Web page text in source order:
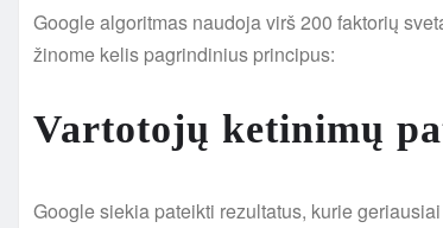
Google algoritmas naudoja virš 200 faktorių
žinome kelis pagrindinius principus:
Vartotojų ketinimų
Google siekia pateikti rezultatus, kurie